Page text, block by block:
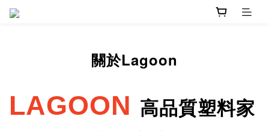
關於Lagoon
LAGOON 高品質塑料家